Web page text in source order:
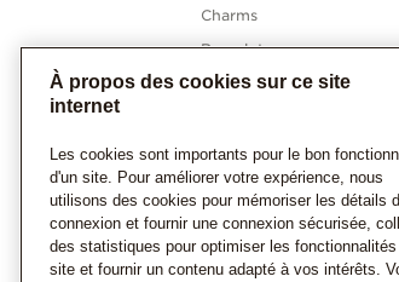
Charms
Bracelets
Bagues
Boucles d'oreilles
Collections Pandora
Diamants cultivés en
laboratoire
Cadeaux
À propos des cookies sur ce site
internet
Les cookies sont importants pour le bon
d'un site. Pour améliorer votre expérience, nous
utilisons des cookies pour mémoriser les détails
connexion et fournir une connexion sécurisée,
des statistiques pour optimiser les
site et fournir un contenu adapté à vos intérêts.